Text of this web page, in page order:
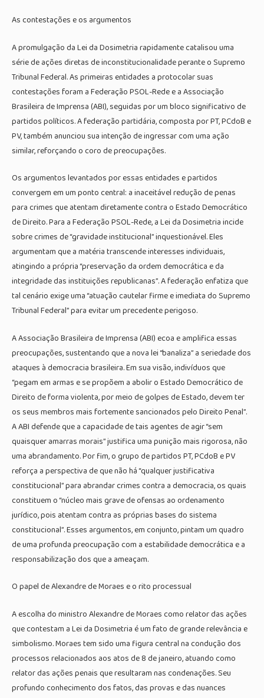
As contestações e os argumentos
A promulgação da Lei da Dosimetria rapidamente catalisou uma
série de ações diretas de inconstitucionalidade perante o Supremo
Tribunal Federal. As primeiras entidades a protocolar suas
contestações foram a Federação PSOL-Rede e a Associação
Brasileira de Imprensa (ABI), seguidas por um bloco significativo de
partidos políticos. A federação partidária, composta por PT, PCdoB e
PV, também anunciou sua intenção de ingressar com uma ação
similar, reforçando o coro de preocupações.
Os argumentos levantados por essas entidades e partidos
convergem em um ponto central: a inaceitável redução de penas
para crimes que atentam diretamente contra o Estado Democrático
de Direito. Para a Federação PSOL-Rede, a Lei da Dosimetria incide
sobre crimes de “gravidade institucional” inquestionável. Eles
argumentam que a matéria transcende interesses individuais,
atingindo a própria “preservação da ordem democrática e da
integridade das instituições republicanas”. A federação enfatiza que
tal cenário exige uma “atuação cautelar firme e imediata do Supremo
Tribunal Federal” para evitar um precedente perigoso.
A Associação Brasileira de Imprensa (ABI) ecoa e amplifica essas
preocupações, sustentando que a nova lei “banaliza” a seriedade dos
ataques à democracia brasileira. Em sua visão, indivíduos que
“pegam em armas e se propõem a abolir o Estado Democrático de
Direito de forma violenta, por meio de golpes de Estado, devem ter
os seus membros mais fortemente sancionados pelo Direito Penal”.
A ABI defende que a capacidade de tais agentes de agir “sem
quaisquer amarras morais” justifica uma punição mais rigorosa, não
uma abrandamento. Por fim, o grupo de partidos PT, PCdoB e PV
reforça a perspectiva de que não há “qualquer justificativa
constitucional” para abrandar crimes contra a democracia, os quais
constituem o “núcleo mais grave de ofensas ao ordenamento
jurídico, pois atentam contra as próprias bases do sistema
constitucional”. Esses argumentos, em conjunto, pintam um quadro
de uma profunda preocupação com a estabilidade democrática e a
responsabilização dos que a ameaçam.
O papel de Alexandre de Moraes e o rito processual
A escolha do ministro Alexandre de Moraes como relator das ações
que contestam a Lei da Dosimetria é um fato de grande relevância e
simbolismo. Moraes tem sido uma figura central na condução dos
processos relacionados aos atos de 8 de janeiro, atuando como
relator das ações penais que resultaram nas condenações. Seu
profundo conhecimento dos fatos, das provas e das nuances